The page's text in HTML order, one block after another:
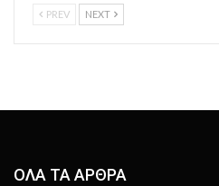
PREV NEXT
ΟΛΑ ΤΑ ΑΡΘΡΑ